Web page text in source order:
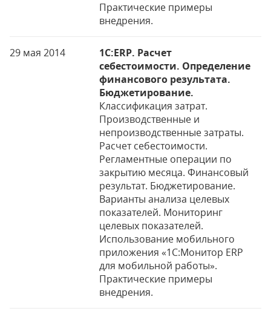
Практические примеры
внедрения.
29 мая 2014
1C:ERP. Расчет
себестоимости. Определение
финансового результата.
Бюджетирование.
Классификация затрат.
Производственные и
непроизводственные затраты.
Расчет себестоимости.
Регламентные операции по
закрытию месяца. Финансовый
результат. Бюджетирование.
Варианты анализа целевых
показателей. Мониторинг
целевых показателей.
Использование мобильного
приложения «1С:Монитор ERP
для мобильной работы».
Практические примеры
внедрения.